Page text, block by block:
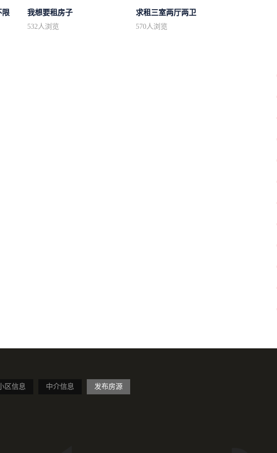
限 我想要租房子
532人浏览
求租三室两厅两卫
570人浏览
区信息 中介信息 发布房源